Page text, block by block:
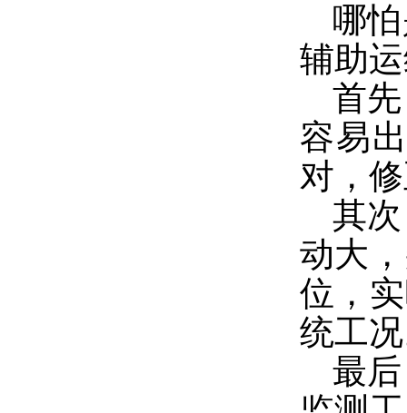
哪
辅助
首
容易
对，
其
动大
位，
统工
最